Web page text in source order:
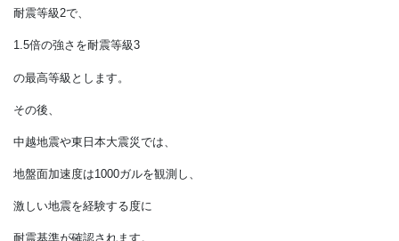
厳しくなるばかりで、
世界で最も厳しい耐震基準
といわれるようになりました。
くしくも、
この年に鳥取県西部地震などで、
観測史上最も多くの震度３以上の